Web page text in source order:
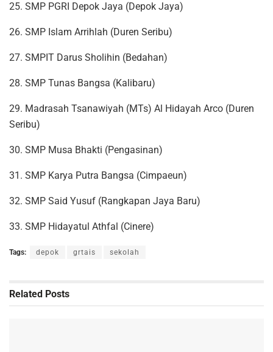
25. SMP PGRI Depok Jaya (Depok Jaya)
26. SMP Islam Arrihlah (Duren Seribu)
27. SMPIT Darus Sholihin (Bedahan)
28. SMP Tunas Bangsa (Kalibaru)
29. Madrasah Tsanawiyah (MTs) Al Hidayah Arco (Duren
Seribu)
30. SMP Musa Bhakti (Pengasinan)
31. SMP Karya Putra Bangsa (Cimpaeun)
32. SMP Said Yusuf (Rangkapan Jaya Baru)
33. SMP Hidayatul Athfal (Cinere)
Tags: depok grtais sekolah
Related Posts